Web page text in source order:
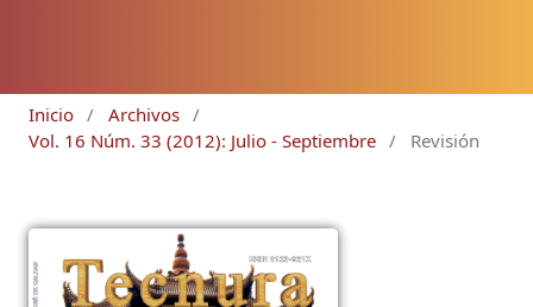
Inicio / Archivos /
Vol. 16 Núm. 33 (2012): Julio - Septiembre / Revisión